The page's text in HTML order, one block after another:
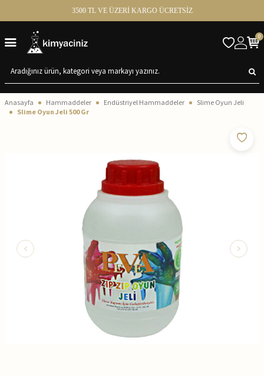
3500 TL VE ÜZERİ KARGO ÜCRETSİZ
0
Anasayfa Hammaddeler Endüstriyel Hammaddeler
Slime Oyun Jeli
Slime Oyun Jeli 500 Gr